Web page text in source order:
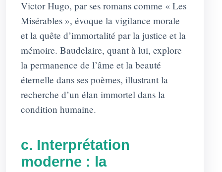
Victor Hugo, par ses romans comme « Les
Misérables », évoque la vigilance morale
et la quête d’immortalité par la justice et la
mémoire. Baudelaire, quant à lui, explore
la permanence de l’âme et la beauté
éternelle dans ses poèmes, illustrant la
recherche d’un élan immortel dans la
condition humaine.
c. Interprétation
moderne : la